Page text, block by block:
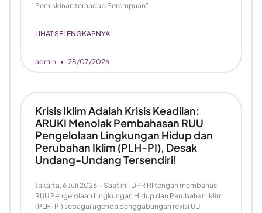
Pemiskinan terhadap Perempuan”
LIHAT SELENGKAPNYA
admin 28/07/2026
Krisis Iklim Adalah Krisis Keadilan:
ARUKI Menolak Pembahasan RUU
Pengelolaan Lingkungan Hidup dan
Perubahan Iklim (PLH-PI), Desak
Undang-Undang Tersendiri!
Jakarta, 6 Juli 2026 – Saat ini, DPR RI tengah membahas
RUU Pengelolaan Lingkungan Hidup dan Perubahan Iklim
(PLH-PI) sebagai agenda penggabungan revisi UU